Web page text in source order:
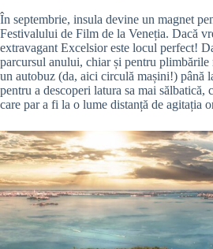
În septembrie, insula devine un magnet
Festivalului de Film de la Veneția. Dacă
extravagant Excelsior este locul perfect!
parcursul anului, chiar și pentru plimbările
un autobuz (da, aici circulă mașini!) până
pentru a descoperi latura sa mai sălbatică,
care par a fi la o lume distanță de agitația